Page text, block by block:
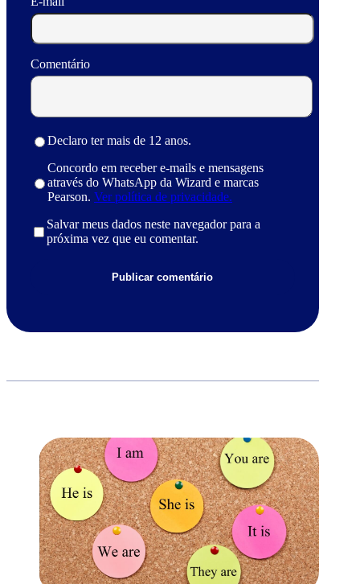
Comentário
Declaro ter mais de 12 anos.
Concordo em receber e-mails e mensagens
através do WhatsApp da Wizard e marcas
Pearson. Ver política de privacidade.
Salvar meus dados neste navegador para a
próxima vez que eu comentar.